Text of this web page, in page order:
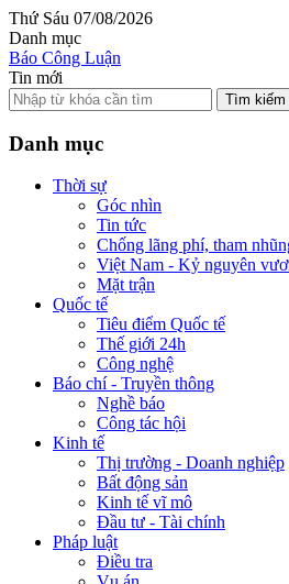
Thứ Sáu 07/08/2026
Danh mục
Báo Công Luận
Tin mới
Tìm kiếm
Danh mục
Thời sự
Góc nhìn
Tin tức
Chống lãng phí, tham
Việt Nam - Kỷ nguyên
Mặt trận
Quốc tế
Tiêu điểm Quốc tế
Thế giới 24h
Công nghệ
Báo chí - Truyền thông
Nghề báo
Công tác hội
Kinh tế
Thị trường - Doanh nghiệp
Bất động sản
Kinh tế vĩ mô
Đầu tư - Tài chính
Pháp luật
Điều tra